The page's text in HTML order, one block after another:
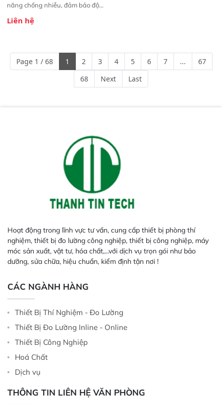
năng chống nhiễu, đảm bảo độ
Phạm vi ứng dụng rộng: Đáp ứng
ngành công nghiệp khác nhau. 
Độ nhạy cao: Trang bị đầu dò
InGaAs độ nhạy cao, cung cấp
phản hồi phổ tuyến tính đầy đủ,
đảm bảo độ chính xác và khả
Liên hệ
Page 1 / 68 1 2 3 4 5 6 7 ...
67
68
Next Last
Hoạt động trong lĩnh vực tư vấn, cung cấp thiết bị phòng thí
nghiệm, thiết bị đo lường công nghiệp, thiết bị công nghiệp, máy
móc sản xuất, vật tư, hóa chất,...với dịch vụ trọn gói như bảo
dưỡng, sửa chữa, hiệu chuẩn, kiểm định tận nơi !
CÁC NGÀNH HÀNG
Thiết Bị Thí Nghiệm - Đo Lường
Thiết Bị Đo Lường Inline - Online
Thiết Bị Công Nghiệp
Hoá Chất
Dịch vụ
THÔNG TIN LIÊN HỆ VĂN PHÒNG